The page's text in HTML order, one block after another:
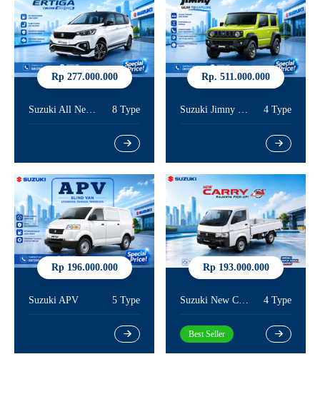
Rp 277.000.000
Suzuki All New Ertiga 8 Type
Rp. 511.000.000
Suzuki Jimny 3 Door 4 Type
Rp 196.000.000
Suzuki APV 5 Type
Rp 193.000.000
4 Type
Best Seller